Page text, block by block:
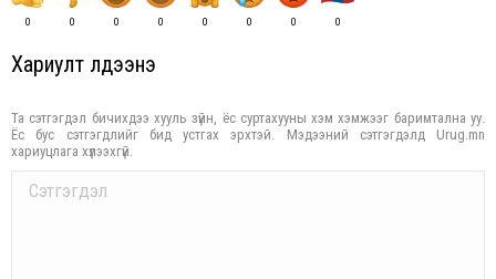
0 0 0 0 0 0 0 0
Хариулт үлдээнэ үү
Та сэтгэгдэл бичихдээ хууль зүйн, ёс суртахууны хэм хэмжээг баримтална уу.
Ёс бус сэтгэгдлийг бид устгах эрхтэй. Мэдээний сэтгэгдэлд Urug.mn
хариуцлага хүлээхгүй.
Comment